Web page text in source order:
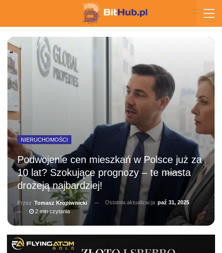
NIERUCHOMOŚCI
Podwojenie cen mieszkań w Polsce już za
10 lat? Szokujące prognozy – te miasta
drożeją najbardziej!
Przez Tomasz Kropiwnicki Ostatnia aktualizacja paź 31, 2025
2 min czytania